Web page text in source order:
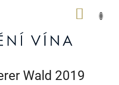
Wald 2019